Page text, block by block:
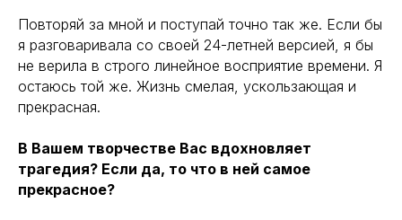
Повторяй за мной и поступай точно так же. Если бы
я разговаривала со своей 24-летней версией, я бы
не верила в строго линейное восприятие времени. Я
остаюсь той же. Жизнь смелая, ускользающая и
прекрасная.
В Вашем творчестве Вас вдохновляет
трагедия? Если да, то что в ней самое
прекрасное?